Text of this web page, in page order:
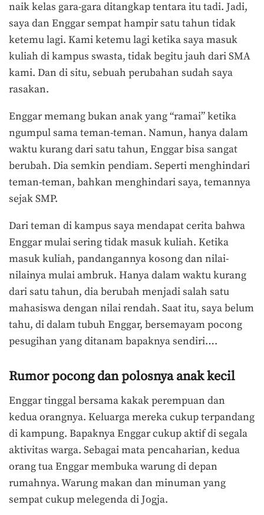
naik kelas gara-gara ditangkap tentara itu tadi. Jadi,
saya dan Enggar sempat hampir satu tahun tidak
ketemu lagi. Kami ketemu lagi ketika saya masuk
kuliah di kampus swasta, tidak begitu jauh dari SMA
kami. Dan di situ, sebuah perubahan sudah saya
rasakan.
Enggar memang bukan anak yang “ramai” ketika
ngumpul sama teman-teman. Namun, hanya dalam
waktu kurang dari satu tahun, Enggar bisa sangat
berubah. Dia semkin pendiam. Seperti menghindari
teman-teman, bahkan menghindari saya, temannya
sejak SMP.
Dari teman di kampus saya mendapat cerita bahwa
Enggar mulai sering tidak masuk kuliah. Ketika
masuk kuliah, pandangannya kosong dan nilai-
nilainya mulai ambruk. Hanya dalam waktu kurang
dari satu tahun, dia berubah menjadi salah satu
mahasiswa dengan nilai rendah. Saat itu, saya belum
tahu, di dalam tubuh Enggar, bersemayam pocong
pesugihan yang ditanam bapaknya sendiri….
Rumor pocong dan polosnya anak kecil
Enggar tinggal bersama kakak perempuan dan
kedua orangnya. Keluarga mereka cukup terpandang
di kampung. Bapaknya Enggar cukup aktif di segala
aktivitas warga. Sebagai mata pencaharian, kedua
orang tua Enggar membuka warung di depan
rumahnya. Warung makan dan minuman yang
sempat cukup melegenda di Jogja.